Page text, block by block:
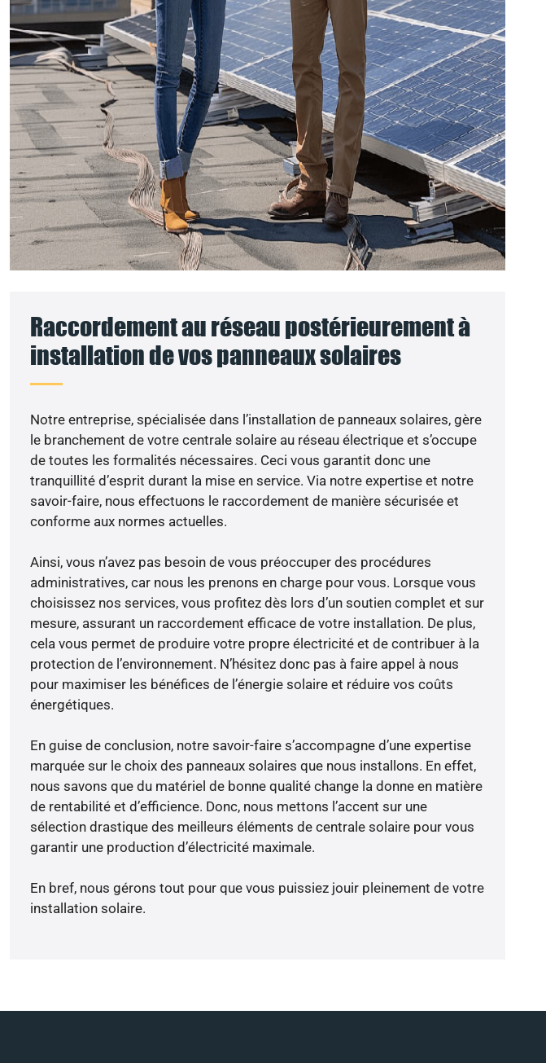
Raccordement au réseau postérieurement à
installation de vos panneaux solaires
Notre entreprise, spécialisée dans l’installation de panneaux solaires, gère
le branchement de votre centrale solaire au réseau électrique et s’occupe
de toutes les formalités nécessaires. Ceci vous garantit donc une
tranquillité d’esprit durant la mise en service. Via notre expertise et notre
savoir-faire, nous effectuons le raccordement de manière sécurisée et
conforme aux normes actuelles.
Ainsi, vous n’avez pas besoin de vous préoccuper des procédures
administratives, car nous les prenons en charge pour vous. Lorsque vous
choisissez nos services, vous profitez dès lors d’un soutien complet et sur
mesure, assurant un raccordement efficace de votre installation. De plus,
cela vous permet de produire votre propre électricité et de contribuer à la
protection de l’environnement. N’hésitez donc pas à faire appel à nous
pour maximiser les bénéfices de l’énergie solaire et réduire vos coûts
énergétiques.
En guise de conclusion, notre savoir-faire s’accompagne d’une expertise
marquée sur le choix des panneaux solaires que nous installons. En effet,
nous savons que du matériel de bonne qualité change la donne en matière
de rentabilité et d’efficience. Donc, nous mettons l’accent sur une
sélection drastique des meilleurs éléments de centrale solaire pour vous
garantir une production d’électricité maximale.
En bref, nous gérons tout pour que vous puissiez jouir pleinement de votre
installation solaire.